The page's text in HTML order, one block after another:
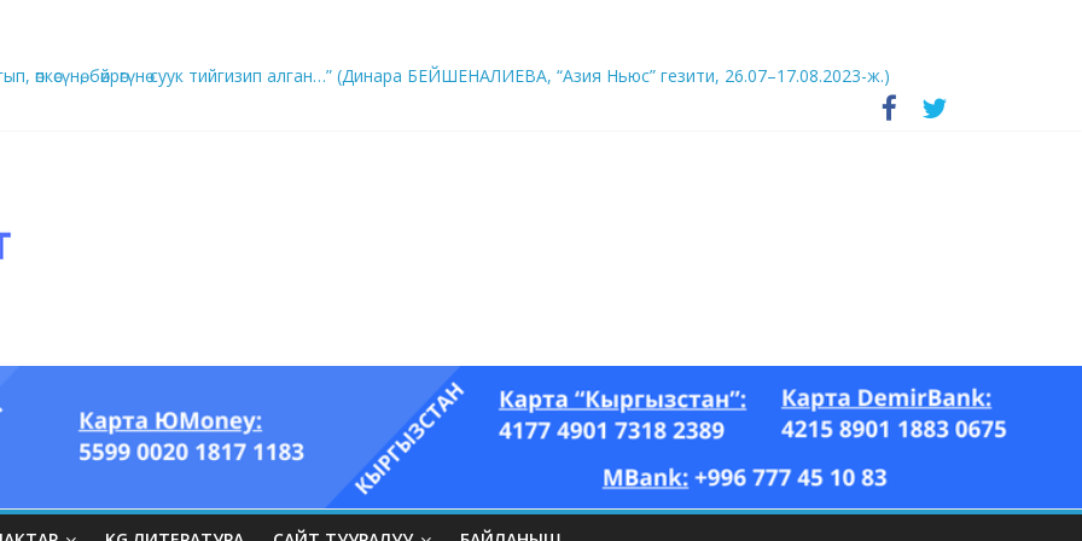
он үч акындын котормосунда
өпкөсүнө, бөйрөгүнө суук тийгизип алган…” (Динара БЕЙШЕНАЛИЕВА, “Азия Ньюс” гезити, 26.07–17.08.2023-ж.)